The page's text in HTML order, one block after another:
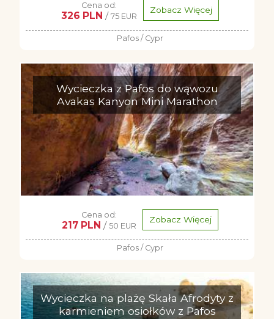
Cena od:
326 PLN / 75 EUR
Zobacz Więcej
Pafos / Cypr
Wycieczka z Pafos do wąwozu
Avakas Kanyon Mini Marathon
Cena od:
217 PLN / 50 EUR
Zobacz Więcej
Pafos / Cypr
Wycieczka na plażę Skała Afrodyty z
karmieniem osiołków z Pafos